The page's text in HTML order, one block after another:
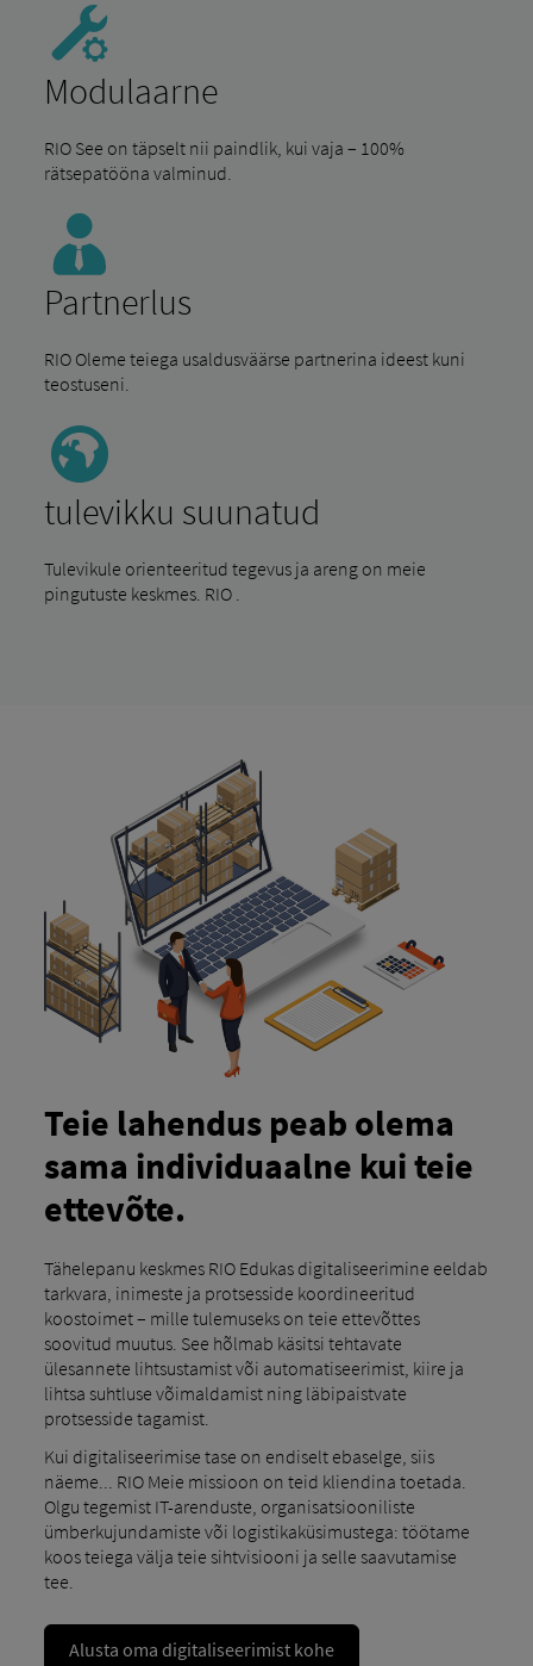
Modulaarne
RIO See on täpselt nii paindlik, kui vaja – 100%
rätsepatööna valminud.
Partnerlus
RIO Oleme teiega usaldusväärse partnerina ideest kuni
teostuseni.
tulevikku suunatud
Tulevikule orienteeritud tegevus ja areng on meie
pingutuste keskmes. RIO .
Teie lahendus peab olema
sama individuaalne kui teie
ettevõte.
Tähelepanu keskmes RIO Edukas digitaliseerimine eeldab
tarkvara, inimeste ja protsesside koordineeritud
koostoimet – mille tulemuseks on teie ettevõttes
soovitud muutus. See hõlmab käsitsi tehtavate
ülesannete lihtsustamist või automatiseerimist, kiire ja
lihtsa suhtluse võimaldamist ning läbipaistvate
protsesside tagamist.
Kui digitaliseerimise tase on endiselt ebaselge, siis
näeme... RIO Meie missioon on teid kliendina toetada.
Olgu tegemist IT-arenduste, organisatsiooniliste
ümberkujundamiste või logistikaküsimustega: töötame
koos teiega välja teie sihtvisiooni ja selle saavutamise
tee.
Alusta oma digitaliseerimist kohe